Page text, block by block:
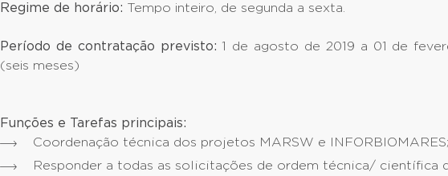
Regime de horário: Tempo inteiro, de segunda a sexta.
Período de contratação previsto: 1 de agosto de 2019 a 01 de
(seis meses)
Funções e Tarefas principais:
Coordenação técnica dos projetos MARSW e INFORBIOMARES;
Responder a todas as solicitações de ordem técnica/ científica